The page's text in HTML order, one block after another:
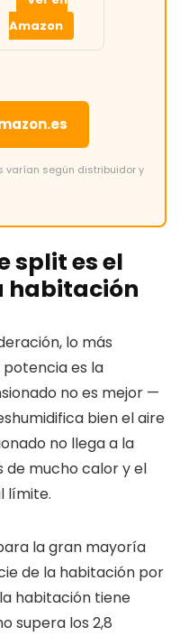
Amazon
varían según distribuidor y
split es el
habitación
lo más
es la
no es mejor —
bien el aire
no llega a la
mucho calor y el
límite.
la gran mayoría
de la habitación por
la habitación tiene
supera los 2,8